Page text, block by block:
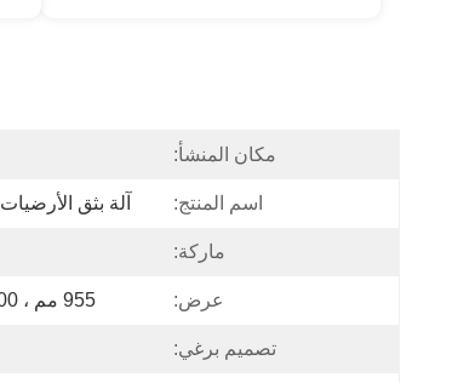
مكان المنشأ:
اسم المنتج: آلة بثق الأرضيات WPC 1200mm خط إنتاج لوح الأرضية
ماركة:
عرض: 955 مم ، 1200 مم ، الملف الشخصي 200-350 مم
تصميم برغي: